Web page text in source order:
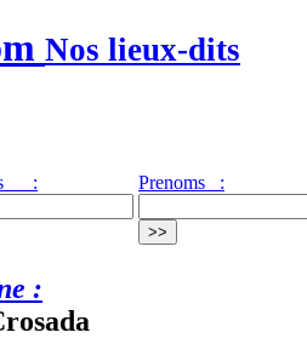
Nos lieux-dits
: Prenoms :
: